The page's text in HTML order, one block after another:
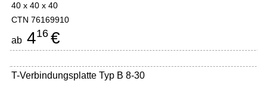
40 x 40 x 40
CTN 76169910
ab 416 €
T-Verbindungsplatte Typ B 8-30